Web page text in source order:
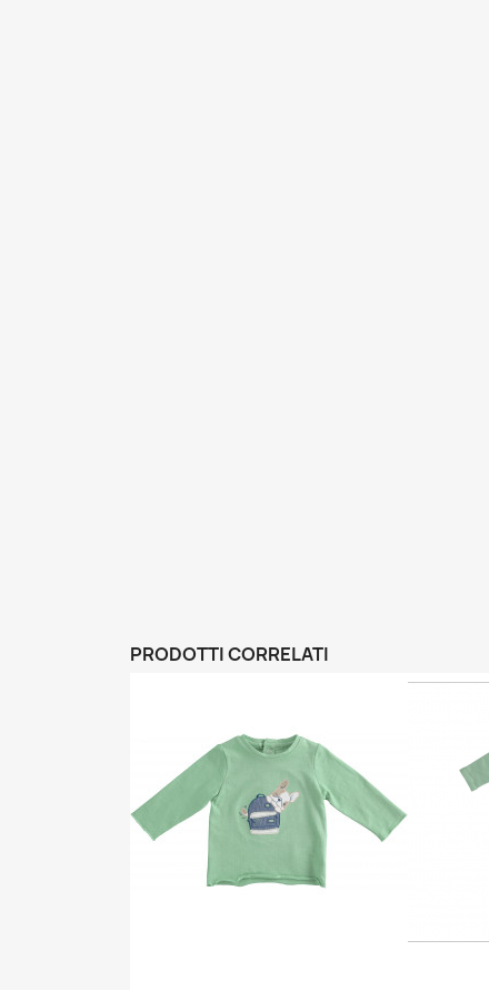
PRODOTTI CORRELATI